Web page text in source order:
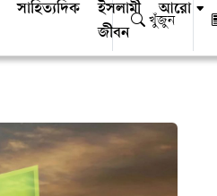
সাহিত্যদিক
ইসলামী
জীবন
আরো
খুঁজুন